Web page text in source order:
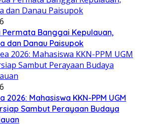
Permata Banggai Kepulauan,
dan Danau Paisupok
2026: Mahasiswa KKN-PPM UGM
Sambut Perayaan Budaya